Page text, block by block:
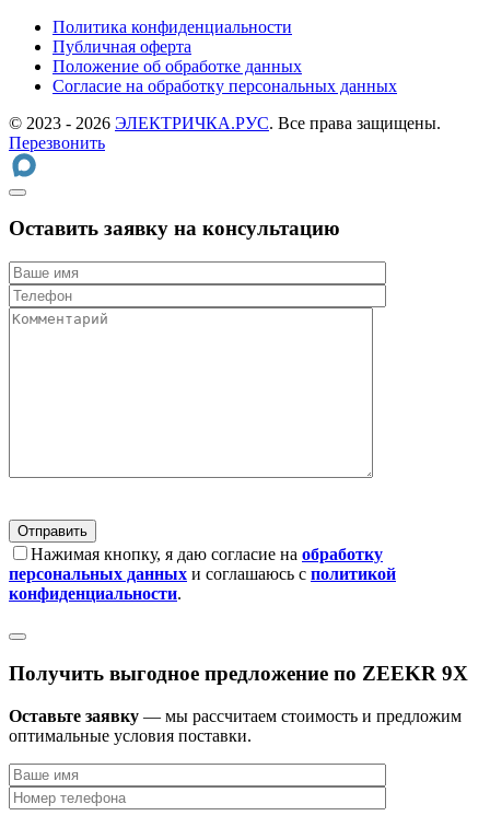
Политика конфиденциальности
Публичная оферта
Положение об обработке данных
Cогласие на обработку персональных данных
© 2023 - 2026 ЭЛЕКТРИЧКА.РУС. Все права защищены.
Перезвонить
Оставить заявку на консультацию
Нажимая кнопку, я даю согласие на обработку
персональных данных и соглашаюсь с политикой
конфиденциальности.
Получить выгодное предложение по ZEEKR 9X
Оставьте заявку — мы рассчитаем стоимость и предложим
оптимальные условия поставки.